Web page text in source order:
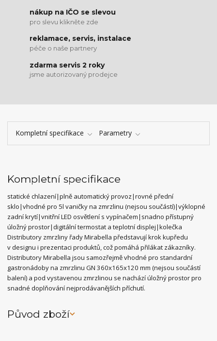
nákup na IČO se slevou
pro slevu klikněte zde
reklamace, servis, instalace
péče o naše partnery
zdarma servis 2 roky
jsme autorizovaný prodejce
Kompletní specifikace Parametry
Kompletní specifikace
statické chlazení|plně automatický provoz|rovné přední
sklo|vhodné pro 5l vaničky na zmrzlinu (nejsou součástí)|výklopné
zadní krytí|vnitřní LED osvětlení s vypínačem|snadno přístupný
úložný prostor|digitální termostat a teplotní displej|kolečka
Distributory zmrzliny řady Mirabella představují krok kupředu
v designu i prezentaci produktů, což pomáhá přilákat zákazníky.
Distributory Mirabella jsou samozřejmě vhodné pro standardní
gastronádoby na zmrzlinu GN 360x165x120 mm (nejsou součástí
balení) a pod vystavenou zmrzlinou se nachází úložný prostor pro
snadné doplňování nejprodávanějších příchutí.
Původ zboží